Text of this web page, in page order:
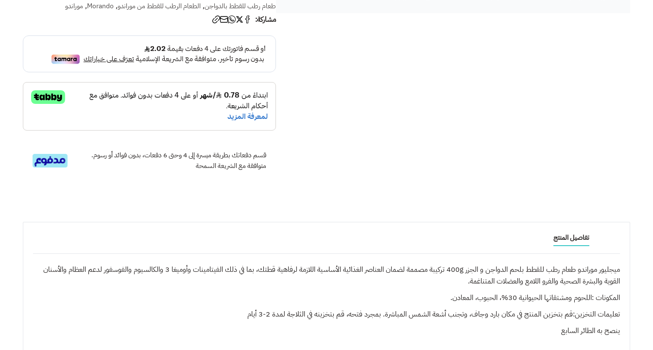
طعام رطب للقطط بالدواجن, الطعام الرطب للقطط من موراندو,
Morando
, موراندو
مشاركة:
قسم دفعاتك بطريقة ميسرة إلى 4 وحتى 6 دفعات، بدون فوائد أو رسوم.
متوافقة مع الشريعة السمحة
تفاصيل المنتج
ميجليور موراندو طعام رطب للقطط بلحم الدواجن و الجزر 400g تركيبة مصممة لضمان العناصر الغذائية الأساسية اللازمة لرفاهية قطتك، بما في ذلك الفيتامينات وأوميغا 3 والكالسيوم والفوسفور لدعم العظام والأسنان
القوية والبشرة الصحية والفرو اللامع والعضلات المتناغمة.
المكونات :اللحوم ومشتقاتها الحيوانية 30%، الحبوب، المعادن.
تعليمات التخزين:قم بتخزين المنتج في مكان بارد وجاف، وتجنب أشعة الشمس المباشرة. بمجرد فتحه، قم بتخزينه في الثلاجة لمدة 2-3 أيام
ينصح بهالطائر السابع